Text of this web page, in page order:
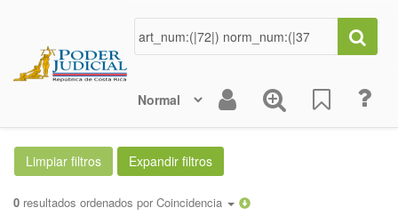
0 resultados ordenados por Coincidencia